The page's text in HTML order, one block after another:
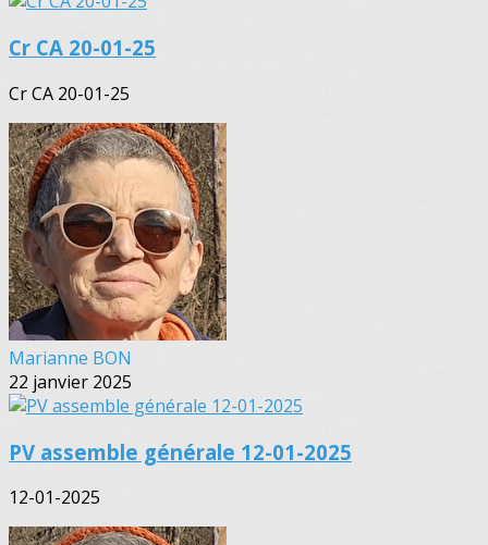
Cr CA 20-01-25
Cr CA 20-01-25
Marianne BON
22 janvier 2025
PV assemble générale 12-01-2025
12-01-2025